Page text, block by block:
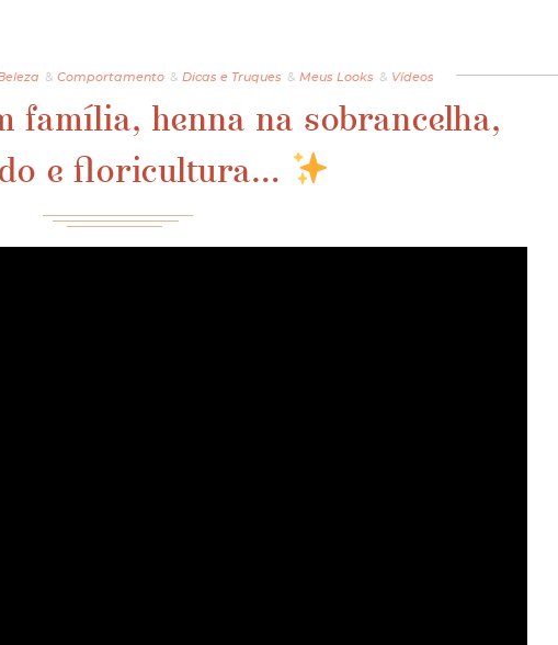
& Comportamento & Dicas e Truques & Meus Looks & Vídeos
família, henna na sobrancelha,
e floricultura…